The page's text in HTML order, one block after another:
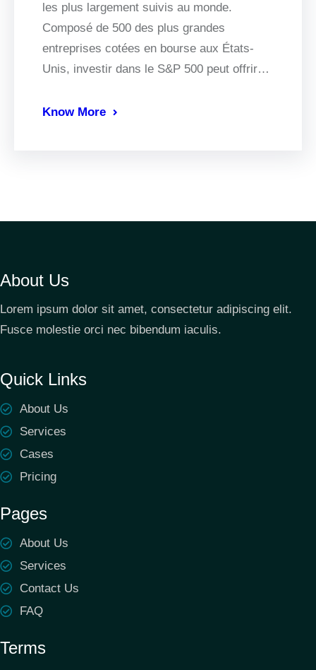
les plus largement suivis au monde.
Composé de 500 des plus grandes
entreprises cotées en bourse aux États-
Unis, investir dans le S&P 500 peut offrir…
Know More
About Us
Lorem ipsum dolor sit amet, consectetur adipiscing elit.
Fusce molestie orci nec bibendum iaculis.
Quick Links
About Us
Services
Cases
Pricing
Pages
About Us
Services
Contact Us
FAQ
Terms